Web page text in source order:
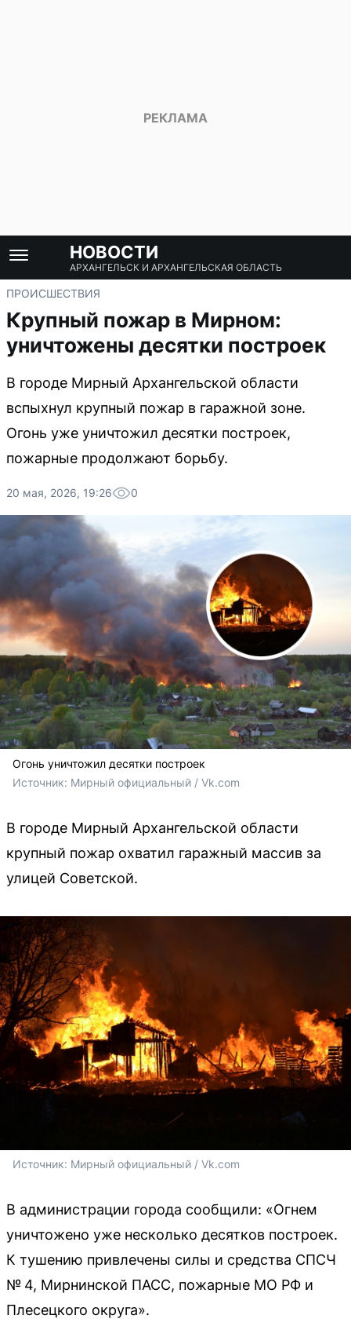
НОВОСТИ
АРХАНГЕЛЬСК И АРХАНГЕЛЬСКАЯ ОБЛАСТЬ
ПРОИСШЕСТВИЯ
Крупный пожар в Мирном:
уничтожены десятки построек
В городе Мирный Архангельской области
вспыхнул крупный пожар в гаражной зоне.
Огонь уже уничтожил десятки построек,
пожарные продолжают борьбу.
20 мая, 2026, 19:26 0
Огонь уничтожил десятки построек
Источник: Мирный официальный / Vk.com
В городе Мирный Архангельской области
крупный пожар охватил гаражный массив за
улицей Советской.
Источник: Мирный официальный / Vk.com
В администрации города сообщили: «Огнем
уничтожено уже несколько десятков построек.
К тушению привлечены силы и средства СПСЧ
№ 4, Мирнинской ПАСС, пожарные МО РФ и
Плесецкого округа».